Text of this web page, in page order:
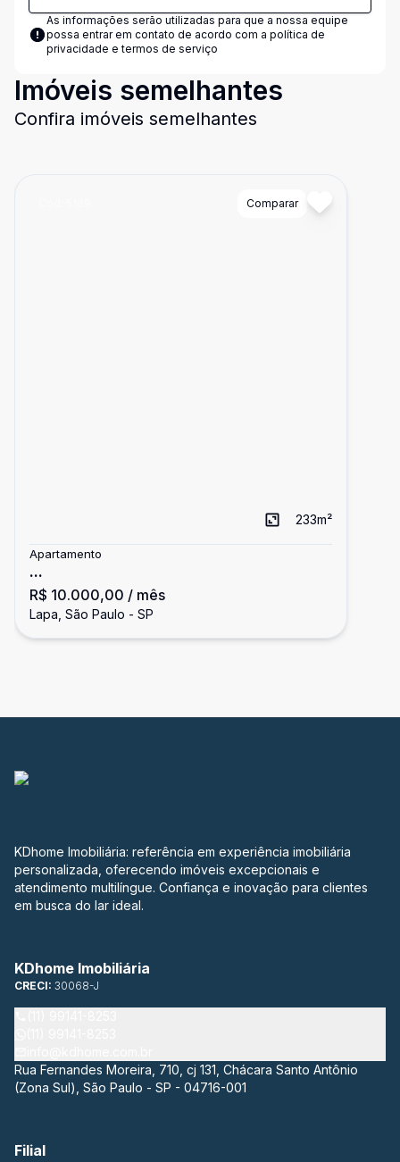
As informações serão utilizadas para que a nossa equipe
possa entrar em contato de acordo com a política de
privacidade e termos de serviço
Imóveis semelhantes
Confira imóveis semelhantes
Comparar
233m²
Apartamento
...
R$ 10.000,00 / mês
Lapa, São Paulo - SP
KDhome Imobiliária: referência em experiência imobiliária
personalizada, oferecendo imóveis excepcionais e
atendimento multilíngue. Confiança e inovação para clientes
em busca do lar ideal.
KDhome Imobiliária
CRECI: 30068-J
Rua Fernandes Moreira, 710, cj 131, Chácara Santo Antônio
(Zona Sul), São Paulo - SP - 04716-001
Filial